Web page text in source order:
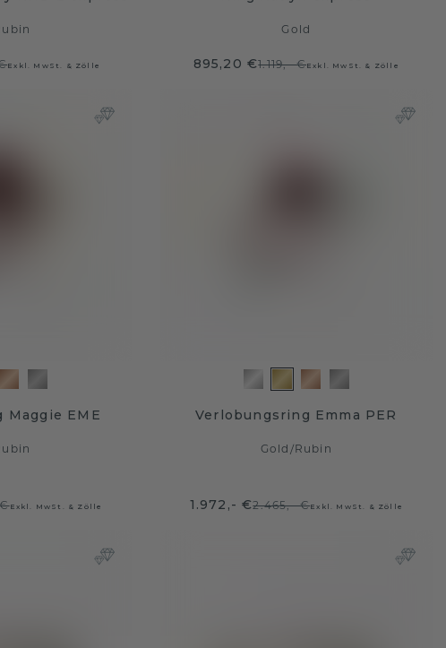
Exkl. MwSt. & Zölle
Gold
895,20 €1.119,- €Exkl. MwSt. & Zölle
Maggie EME
Exkl. MwSt. & Zölle
Verlobungsring Emma PER
Gold /Rubin
1.972,- €2.465,- €Exkl. MwSt. & Zölle